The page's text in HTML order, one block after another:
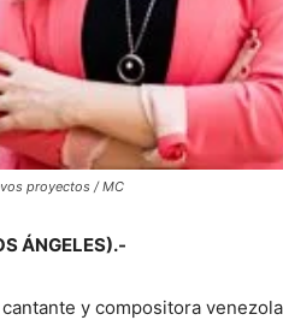
proyectos / MC
ÁNGELES).-
y compositora